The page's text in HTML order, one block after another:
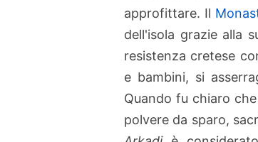
approfittare. Il
dell'isola grazie alla
resistenza cretese
e bambini, si
Quando fu chiaro
polvere da sparo,